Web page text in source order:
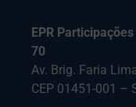
EPR
70
Av. Brig. Faria
CEP 01451-001 –